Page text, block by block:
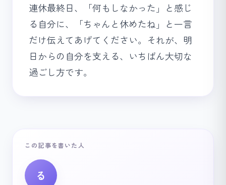
連休最終日、「何もしなかった」と感じ
る自分に、「ちゃんと休めたね」と一言
だけ伝えてあげてください。それが、明
日からの自分を支える、いちばん大切な
過ごし方です。
この記事を書いた人
る